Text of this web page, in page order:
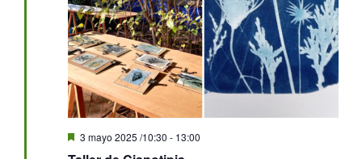
Destacado
3 mayo 2025 /10:30 - 13:00